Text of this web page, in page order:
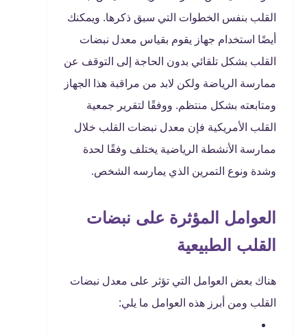
القلب بنفس الخطوات التي سبق ذكرها. ويمكنك
أيضًا استخدام جهاز يقوم بقياس معدل نبضات
القلب بشكل تلقائي بدون الحاجة إلى التوقف عن
ممارسة الرياضة ولكن لابد من مراقبة هذا الجهاز
ومتابعته بشكل منتظم. ووفقًا لتقرير جمعية
القلب الأمريكية فإن معدل نبضات القلب خلال
ممارسة الأنشطة الرياضية يختلف وفقًا لحدة
وشدة ونوع التمرين الذي يمارسه الشخص.
العوامل المؤثرة على نبضات
القلب الطبيعية
هناك بعض العوامل التي تؤثر على معدل نبضات
القلب ومن أبرز هذه العوامل ما يلي: